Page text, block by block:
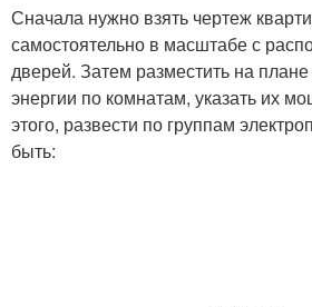
Сначала нужно взять чертеж
самостоятельно в масштабе с
дверей. Затем разместить на
энергии по комнатам, указать их
этого, развести по группам
быть: